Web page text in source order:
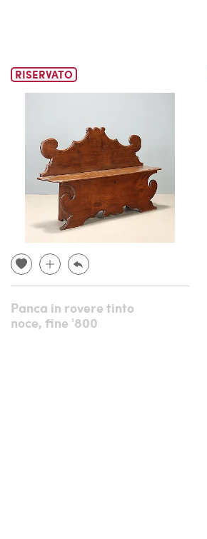
RISERVATO
Panca in rovere tinto
noce, fine '800